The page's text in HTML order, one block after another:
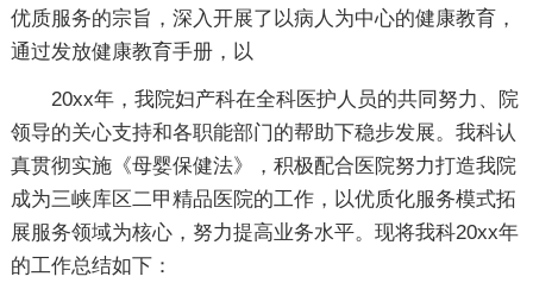
优质服务的宗旨，深入开展了以病人为中心的健康教育，
通过发放健康教育手册，以
20xx年，我院妇产科在全科医护人员的共同努力、院
领导的关心支持和各职能部门的帮助下稳步发展。我科认
真贯彻实施《母婴保健法》，积极配合医院努力打造我院
成为三峡库区二甲精品医院的工作，以优质化服务模式拓
展服务领域为核心，努力提高业务水平。现将我科20xx年
的工作总结如下：